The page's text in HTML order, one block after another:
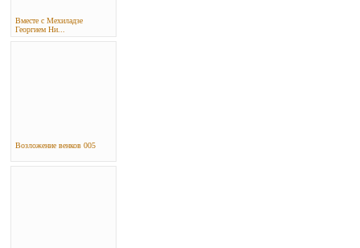
Вместе с Мехиладзе
Георгием Ни...
Возложение венков 005